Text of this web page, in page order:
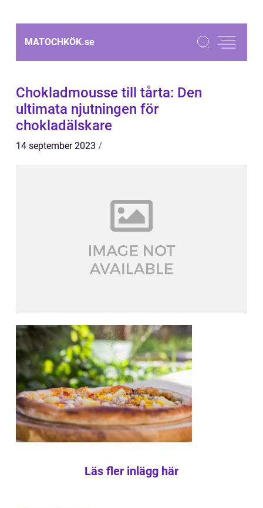
MATOCHKÖK.se
Chokladmousse till tårta: Den
ultimata njutningen för
chokladälskare
14 september 2023
Läs fler inlägg här